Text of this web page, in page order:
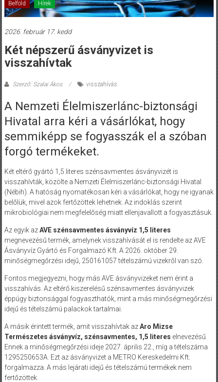
Belföld Hírek
2026. február 17. kedd
Két népszerű ásványvizet is
visszahívtak
Szerző: Szalai Ákos visszahívás
A Nemzeti Élelmiszerlánc-biztonsági
Hivatal arra kéri a vásárlókat, hogy
semmiképp se fogyasszák el a szóban
forgó termékeket.
Két eltérő gyártó 1,5 literes szénsavmentes ásványvizét is
visszahívták, közölte a Nemzeti Élelmiszerlánc-biztonsági Hivatal
(Nébih). A hatóság nyomatékosan kéri a vásárlókat, hogy ne igyanak
belőlük, mivel azok fertőzöttek lehetnek. Az indoklás szerint
mikrobiológiai nem megfelelőség miatt ellenjavallott a fogyasztásuk.
Az egyik azAVE szénsavmentes ásványvíz 1,5 literes
megnevezésű termék, amelynek visszahívását el is rendelte az AVE
Ásványvíz Gyártó és Forgalmazó Kft. A 2026. október 29.
minőségmegőrzési idejű, 250161057 tételszámú vizekről van szó.
Fontos megjegyezni, hogy más AVE ásványvizeket nem érint a
visszahívás. Az eltérő kiszerelésű szénsavmentes ásványvizek
éppúgy biztonsággal fogyaszthatók, mint a más minőségmegőrzési
idejű és tételszámú palackok tartalmai.
A másik érintett termék, amit visszahívtak azAro Mizse
Természetes ásványvíz, szénsavmentes, 1,5 literes elnevezésű.
Ennek a minőségmegőrzési ideje 2027. április 22., míg a tételszáma
1295250653A. Ezt az ásványvizet a METRO Kereskedelmi Kft.
forgalmazza. A más lejárati idejű és tételszámú termékek nem
fertőzöttek.